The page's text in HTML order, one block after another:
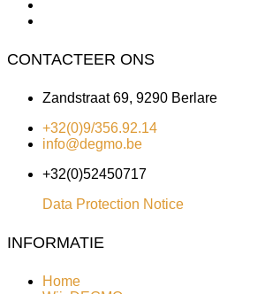
CONTACTEER ONS
Zandstraat 69, 9290 Berlare
+32(0)9/356.92.14
info@degmo.be
+32(0)52450717
Data Protection Notice
INFORMATIE
Home